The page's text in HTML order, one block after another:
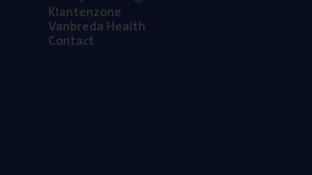
Klan­ten­zo­ne
Van­b­re­da Health
Con­tact